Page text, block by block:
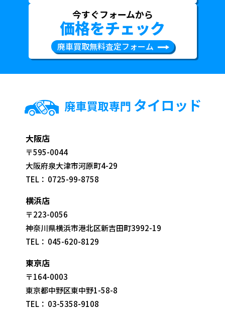
今すぐフォームから
価格をチェック
廃車買取無料査定フォーム
大阪店
〒595-0044
大阪府泉大津市河原町4-29
TEL： 0725-99-8758
横浜店
〒223-0056
神奈川県横浜市港北区新吉田町3992-19
TEL： 045-620-8129
東京店
〒164-0003
東京都中野区東中野1-58-8
TEL： 03-5358-9108